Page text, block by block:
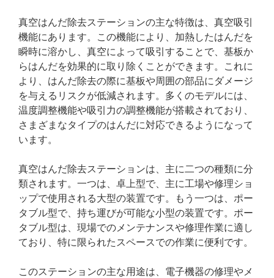
真空はんだ除去ステーションの主な特徴は、真空吸引
機能にあります。この機能により、加熱したはんだを
瞬時に溶かし、真空によって吸引することで、基板か
らはんだを効果的に取り除くことができます。これに
より、はんだ除去の際に基板や周囲の部品にダメージ
を与えるリスクが低減されます。多くのモデルには、
温度調整機能や吸引力の調整機能が搭載されており、
さまざまなタイプのはんだに対応できるようになって
います。
真空はんだ除去ステーションは、主に二つの種類に分
類されます。一つは、卓上型で、主に工場や修理ショ
ップで使用される大型の装置です。もう一つは、ポー
タブル型で、持ち運びが可能な小型の装置です。ポー
タブル型は、現場でのメンテナンスや修理作業に適し
ており、特に限られたスペースでの作業に便利です。
このステーションの主な用途は、電子機器の修理やメ